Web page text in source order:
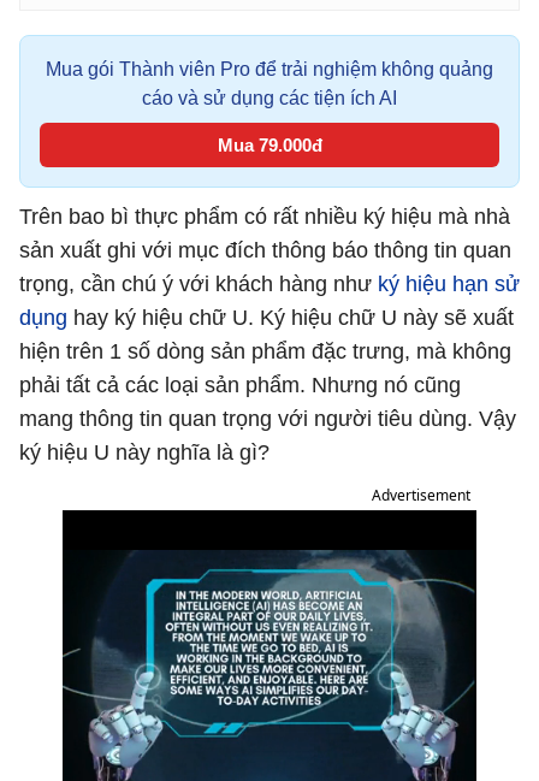
Mua gói Thành viên Pro để trải nghiệm không quảng
cáo và sử dụng các tiện ích AI
Mua 79.000đ
Trên bao bì thực phẩm có rất nhiều ký hiệu mà nhà
sản xuất ghi với mục đích thông báo thông tin quan
trọng, cần chú ý với khách hàng như ký hiệu hạn sử
dụng hay ký hiệu chữ U. Ký hiệu chữ U này sẽ xuất
hiện trên 1 số dòng sản phẩm đặc trưng, mà không
phải tất cả các loại sản phẩm. Nhưng nó cũng
mang thông tin quan trọng với người tiêu dùng. Vậy
ký hiệu U này nghĩa là gì?
Advertisement